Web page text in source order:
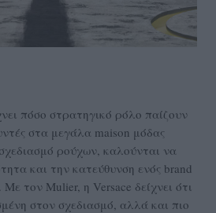
πόσο στρατηγικό ρόλο παίζουν
στα μεγάλα maison μόδας
ρούχων, καλούνται να
και την κατεύθυνση ενός brand
τον Mulier, η Versace δείχνει ότι
στον σχεδιασμό, αλλά και πιο